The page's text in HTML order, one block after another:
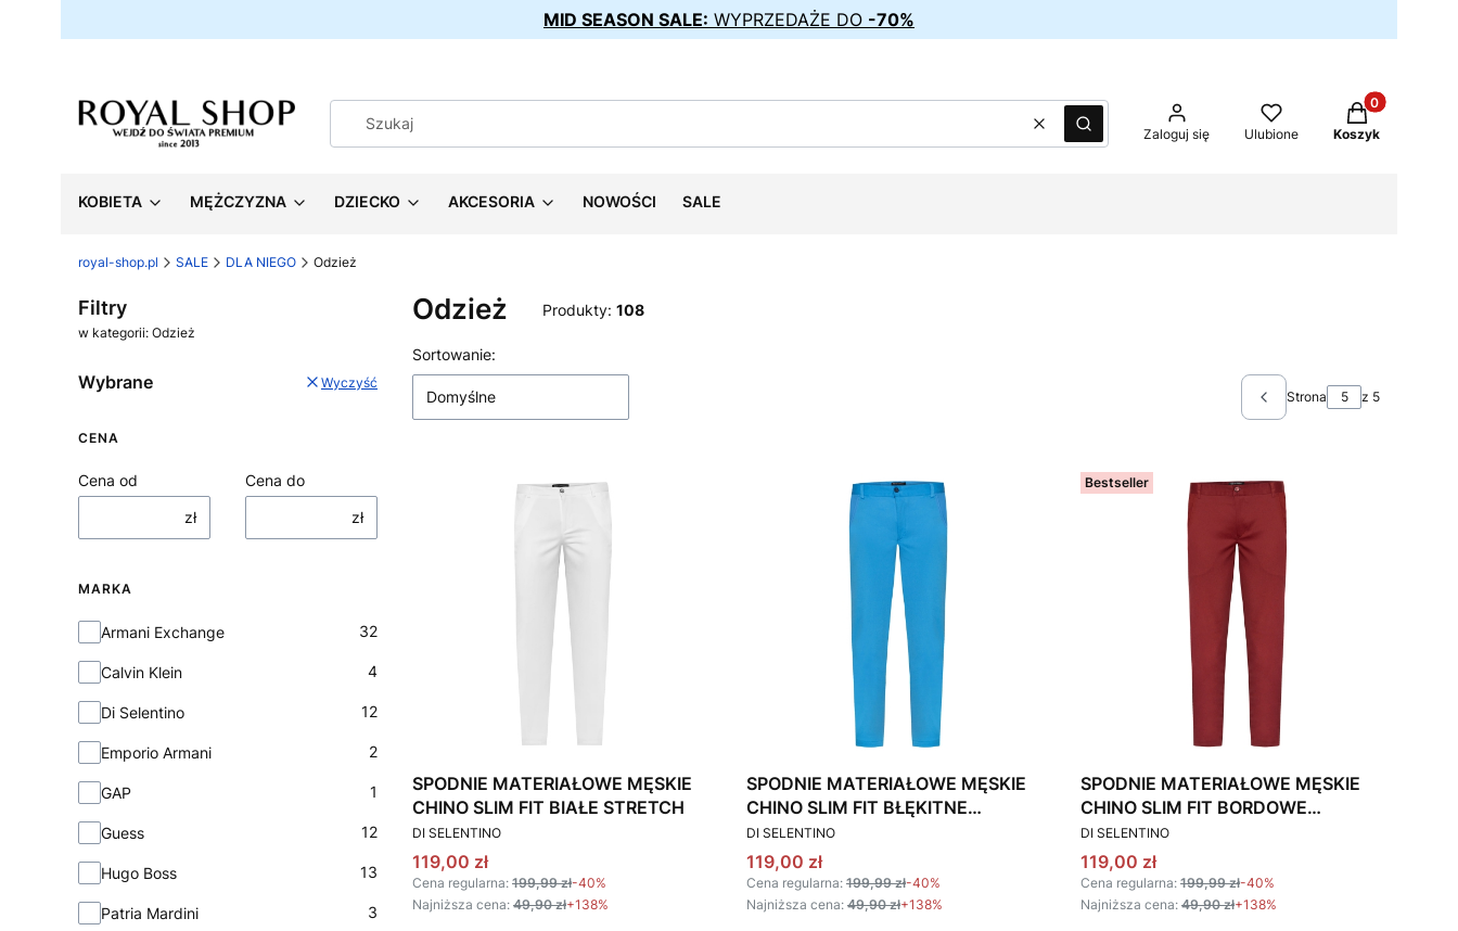
MID SEASON SALE: WYPRZEDAŻE DO -70%
WyczyśćSzukaj Zaloguj się Ulubione
Produkty w
Koszyk
KOBIETA MĘŻCZYZNA DZIECKO AKCESORIA NOWOŚCI SALE
royal-shop.pl SALE DLA NIEGO Odzież
Filtry
w kategorii: Odzież
Wybrane Wyczyść
CENA
Cena od
zł
Cena do
zł
MARKA
Marka
Armani Exchange 32
Calvin Klein 4
Di Selentino 12
Emporio Armani 2
GAP 1
Guess 12
Hugo Boss 13
Patria Mardini 3
Odzież Produkty: 108
Lista produktów
Sortowanie:
Domyślne Poprzednie produkty
Strona z 5
SPODNIE MATERIAŁOWE MĘSKIE
CHINO SLIM FIT BIAŁE STRETCH
PRODUCENT
DI SELENTINO
Cena promocyjna
119,00 zł
Cena regularna: 199,99 zł-40%
Najniższa cena: 49,90 zł+138%
SPODNIE MATERIAŁOWE MĘSKIE
CHINO SLIM FIT BŁĘKITNE
STRETCH
PRODUCENT
DI SELENTINO
Cena promocyjna
119,00 zł
Cena regularna: 199,99 zł-40%
Najniższa cena: 49,90 zł+138%
Bestseller
SPODNIE MATERIAŁOWE MĘSKIE
CHINO SLIM FIT BORDOWE
STRETCH
PRODUCENT
DI SELENTINO
Cena promocyjna
119,00 zł
Cena regularna: 199,99 zł-40%
Najniższa cena: 49,90 zł+138%